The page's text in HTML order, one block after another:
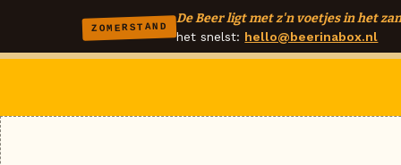
ZOMERSTAND
De Beer ligt met z'n voetjes in het
het snelst: hello@beerinabox.nl